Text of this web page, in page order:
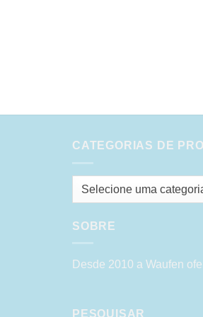
CATEGORIAS DE
Selecione uma
SOBRE
Desde 2010 a Waufen
PESQUISAR